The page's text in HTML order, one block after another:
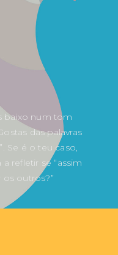
baixo num tom
das palavras
Se é o teu caso,
refletir se “assim
outros?”